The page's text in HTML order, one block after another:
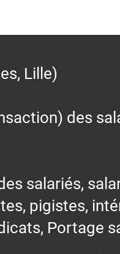
Lille)
des
salariés,
pigistes,
Portage